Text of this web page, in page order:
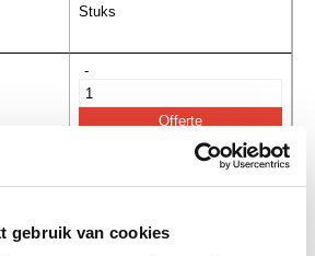
gebruik van cookies
Stuks
-
Triple-lok Tube - BSPP 08 x